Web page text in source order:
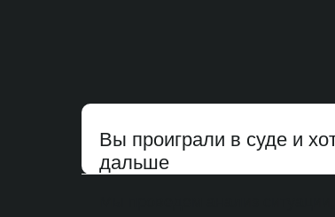
Вы проиграли в суде и
дальше